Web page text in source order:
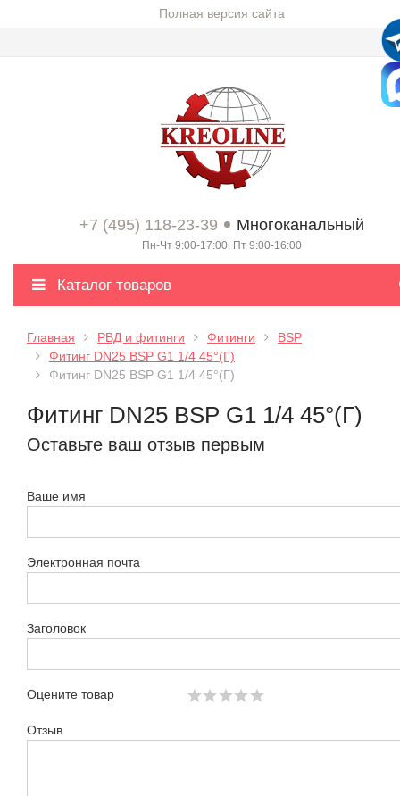
Полная версия сайта
+7 (495) 118-23-39 Многоканальный
Пн-Чт 9:00-17:00. Пт 9:00-16:00
Каталог товаров
Главная РВД и фитинги Фитинги
BSP
Фитинг DN25 BSP G1 1/4 45°(Г)
Фитинг DN25 BSP G1 1/4 45°(Г)
Фитинг DN25 BSP G1 1/4 45°(Г)
Оставьте ваш отзыв первым
Ваше имя
Электронная почта
Заголовок
Оцените товар
Отзыв